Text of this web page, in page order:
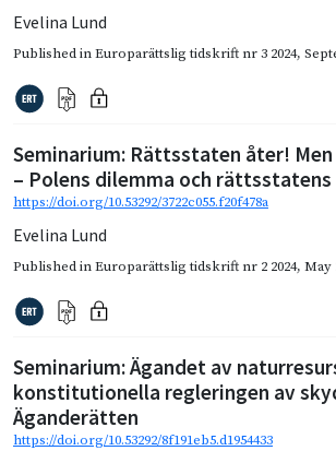
Evelina Lund
Published inEuroparättslig tidskrift nr 3 2024,
Seminarium: Rättsstaten åter!
– Polens dilemma och rättsstatens
https://doi.org/10.53292/3722c055.f20f478a
Evelina Lund
Published inEuroparättslig tidskrift nr 2 2024, May
Seminarium: Ägandet av
konstitutionella regleringen av
Äganderätten
https://doi.org/10.53292/8f191eb5.d1954433